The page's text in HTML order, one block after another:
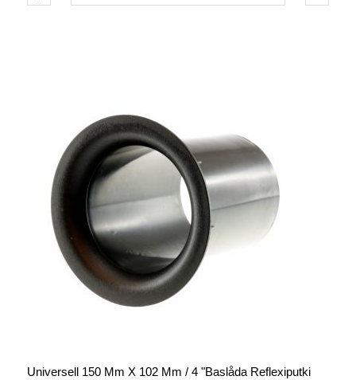
Universell 150 Mm X 102 Mm / 4 "baslåda Reflexiputki